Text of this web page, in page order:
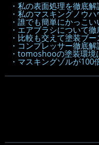
・私の表面処理を徹底解
・私のマスキングノウハ
・誰でも簡単にかっこ
・エアブラシについて徹
・比較も交えて塗装ブ
・コンプレッサー徹底解
・tomoshooの塗装環境
・マスキングゾルが100